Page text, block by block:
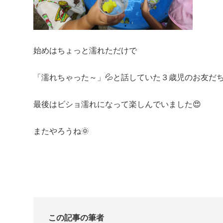
始めはちょっと濡れただけで
「濡れちゃった～」💦と話していた３歳児のお友だ
最後はビショ濡れになって楽しんでいました😍
またやろうね🌞
この記事の筆者